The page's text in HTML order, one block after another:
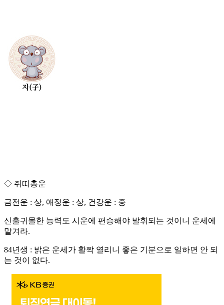
◇ 쥐띠총운
금전운 : 상, 애정운 : 상, 건강운 : 중
신출귀몰한 능력도 시운에 편승해야 발휘되는 것이니 운세에
맡겨라.
84년생 : 밝은 운세가 활짝 열리니 좋은 기분으로 일하면 안 되
는 것이 없다.